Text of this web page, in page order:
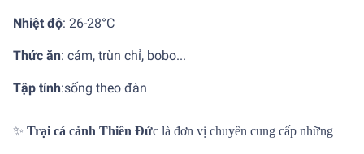
Nhiệt độ: 26-28°C
Thức ăn: cám, trùn chỉ, bobo...
Tập tính:sống theo đàn
✨ Trại cá cảnh Thiên Đức là đơn vị chuyên cung cấp những